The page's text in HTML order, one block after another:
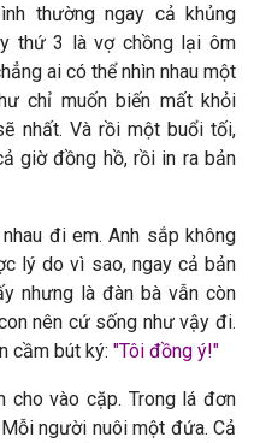
thường ngay cả khủng
thứ 3 là vợ chồng lại ôm
ai có thể nhìn nhau một
chỉ muốn biến mất khỏi
nhất. Và rồi một buổi tối,
giờ đồng hồ, rồi in ra bản
đi em. Anh sắp không
lý do vì sao, ngay cả bản
nhưng là đàn bà vẫn còn
nên cứ sống như vậy đi.
cầm bút ký: "Tôi đồng ý!"
cho vào cặp. Trong lá đơn
người nuôi một đứa. Cả